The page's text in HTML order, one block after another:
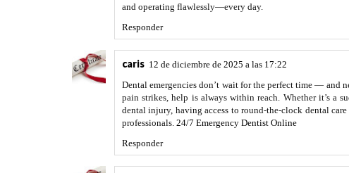
and operating flawlessly—every day.
Responder
caris 12 de diciembre de 2025 a las 17:22
Dental emergencies don’t wait for the perfect time — and
pain strikes, help is always within reach. Whether it’s a
dental injury, having access to round-the-clock dental
professionals. 24/7 Emergency Dentist Online
Responder